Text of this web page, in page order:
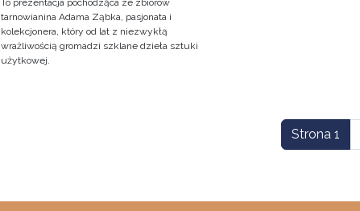
To prezentacja pochodząca ze zbiorów
tarnowianina Adama Ząbka, pasjonata i
kolekcjonera, który od lat z niezwykłą
wrażliwością gromadzi szklane dzieła sztuki
użytkowej.
Strona 1